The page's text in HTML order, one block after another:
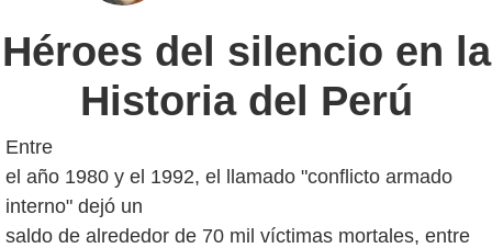
Héroes del silencio en la
Historia del Perú
Entre
el año 1980 y el 1992, el llamado "conflicto armado
interno" dejó un
saldo de alrededor de 70 mil víctimas mortales, entre